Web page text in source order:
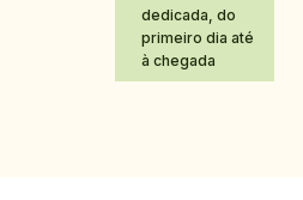
dedicada, do
primeiro dia até
à chegada